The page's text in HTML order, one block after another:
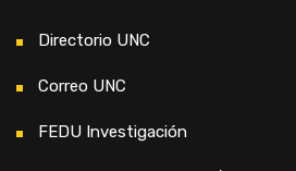
Directorio UNC
Correo UNC
FEDU Investigación